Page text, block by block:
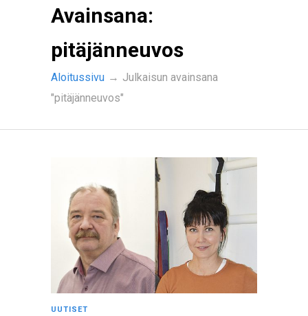
Avainsana:
pitäjänneuvos
Aloitussivu → Julkaisun avainsana
"pitäjänneuvos"
UUTISET